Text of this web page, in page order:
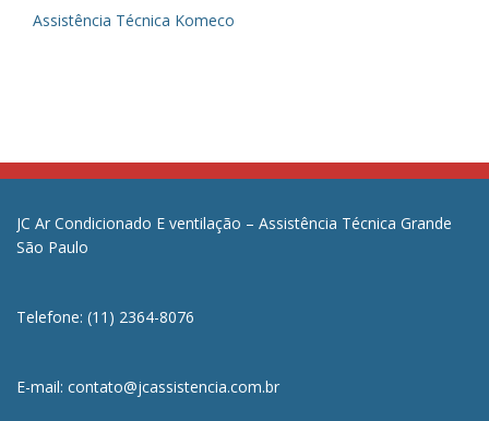
Assistência Técnica Komeco
JC Ar Condicionado E ventilação – Assistência Técnica Grande
São Paulo
Telefone: (11) 2364-8076
E-mail: contato@jcassistencia.com.br